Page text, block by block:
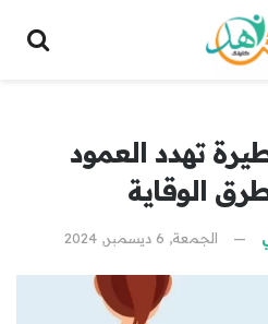
تهدد العمود
الوقاية
الجمعة, 6 ديسمبر, 2024